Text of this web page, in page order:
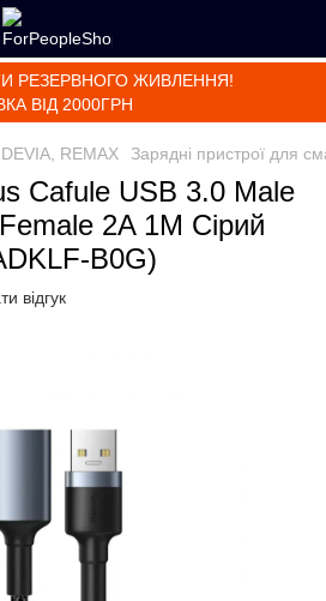
РЕЗЕРВНОГО ЖИВЛЕННЯ!
ВІД 2000ГРН
REMAX Зарядні пристрої для
Cafule USB 3.0 Male
2A 1M Сірий
B0G)
відгук